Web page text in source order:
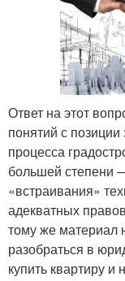
Ответ на этот
понятий с
процесса
большей степени
«встраивания»
адекватных
тому же материал
разобраться в
купить квартиру и